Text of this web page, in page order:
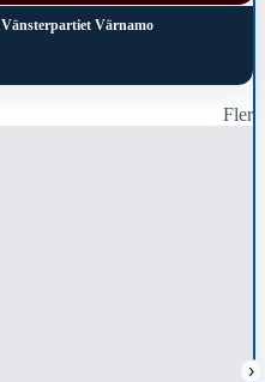
Vänsterpartiet Värnamo
Fler
›